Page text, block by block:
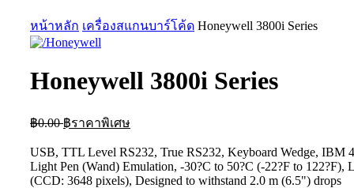
หน้าหลัก เครื่องสแกนบาร์โค้ด Honeywell 3800i Series
Honeywell 3800i Series
฿0.00 ฿ราคาพิเศษ
USB, TTL Level RS232, True RS232, Keyboard Wedge, IBM
Light Pen (Wand) Emulation, -30?C to 50?C (-22?F to 122?F),
(CCD: 3648 pixels), Designed to withstand 2.0 m (6.5") drops